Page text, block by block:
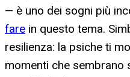
— è uno dei sogni più
fare in questo tema.
resilienza: la psiche ti
momenti che sembrano